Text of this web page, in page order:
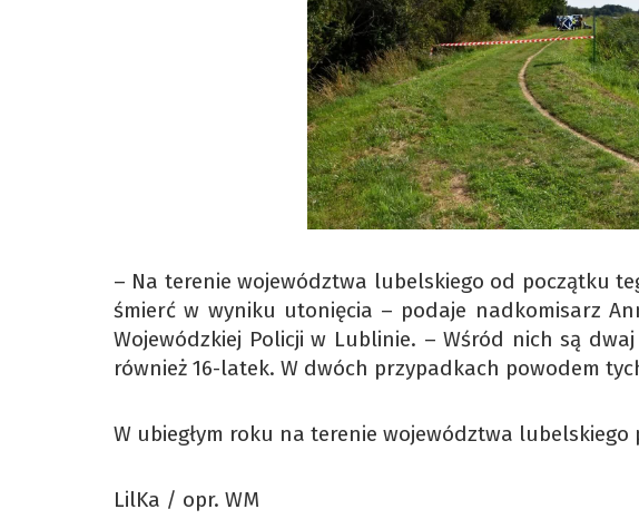
– Na terenie województwa lubelskiego od początku
śmierć w wyniku utonięcia – podaje nadkomisarz
Wojewódzkiej Policji w Lublinie. – Wśród nich są
również 16-latek. W dwóch przypadkach powodem
W ubiegłym roku na terenie województwa
LilKa / opr. WM